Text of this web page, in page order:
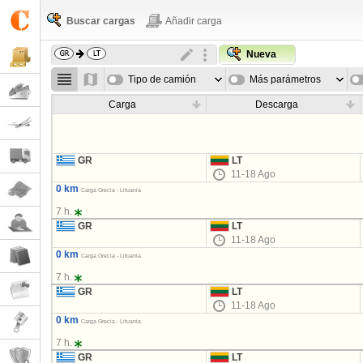
Buscar cargas Añadir carga
Nueva
Tipo de camión Más parámetros
Carga Descarga
GR
LT
11-18 Ago
0 km Carga Grecia - Lituania
7 h.
GR
LT
11-18 Ago
0 km Carga Grecia - Lituania
7 h.
GR
LT
11-18 Ago
0 km Carga Grecia - Lituania
7 h.
GR
LT